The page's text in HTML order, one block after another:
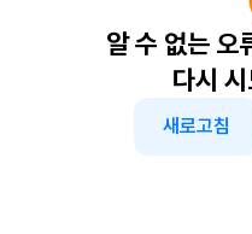
알 수 없는 오
다시
새로고침